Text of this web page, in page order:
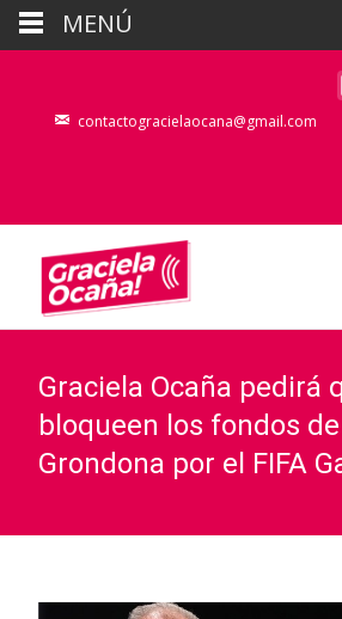
contactogracielaocana@gmail.com
Graciela Ocaña pedirá
bloqueen los fondos
Grondona por el FIFA
MENÚ